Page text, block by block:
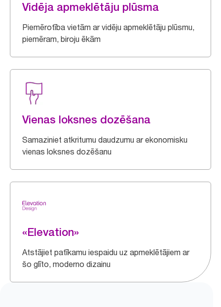
Vidēja apmeklētāju plūsma
Piemērotība vietām ar vidēju apmeklētāju plūsmu,
piemēram, biroju ēkām
Vienas loksnes dozēšana
Samaziniet atkritumu daudzumu ar ekonomisku
vienas loksnes dozēšanu
«Elevation»
Atstājiet patīkamu iespaidu uz apmeklētājiem ar
šo glīto, moderno dizainu